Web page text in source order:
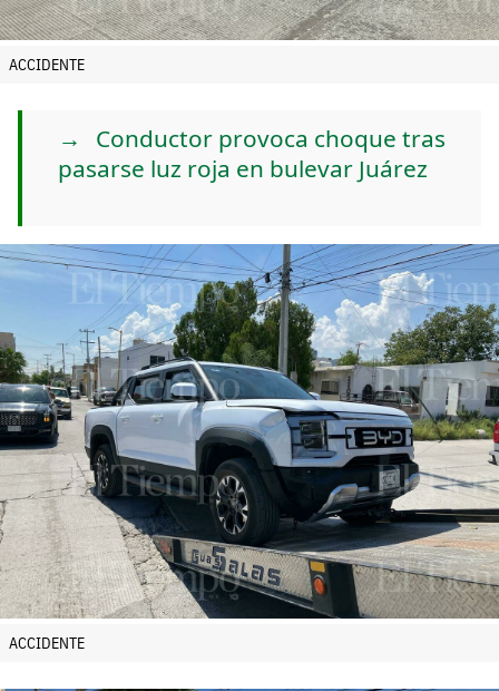
ACCIDENTE
Conductor provoca choque tras
pasarse luz roja en bulevar Juárez
ACCIDENTE